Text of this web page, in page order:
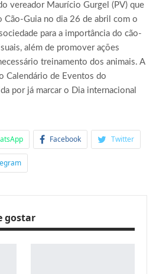
vereador Maurício Gurgel (PV) que
Guia no dia 26 de abril com o
para a importância do cão-
além de promover ações
treinamento dos animais. A
Calendário de Eventos do
por já marcar o Dia internacional
Facebook Twitter
gostar